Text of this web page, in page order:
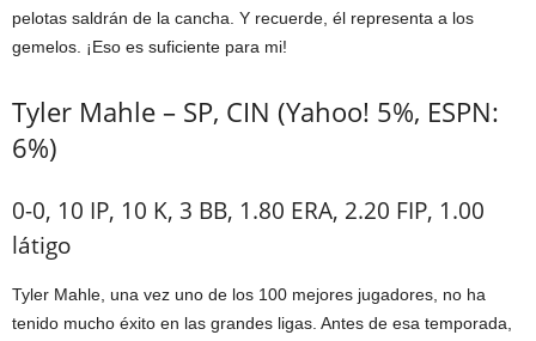
pelotas saldrán de la cancha. Y recuerde, él representa a los
gemelos. ¡Eso es suficiente para mi!
Tyler Mahle – SP, CIN (Yahoo! 5%, ESPN:
6%)
0-0, 10 IP, 10 K, 3 BB, 1.80 ERA, 2.20 FIP, 1.00
látigo
Tyler Mahle, una vez uno de los 100 mejores jugadores, no ha
tenido mucho éxito en las grandes ligas. Antes de esa temporada,